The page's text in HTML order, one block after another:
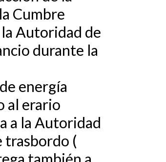
Cumbre
Autoridad de
durante la
energía
al erario
a la Autoridad
trasbordo (